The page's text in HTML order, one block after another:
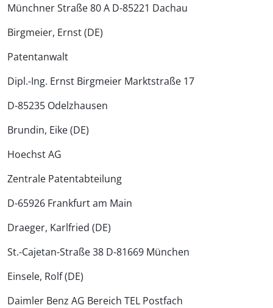
Münchner Straße 80 A D-85221 Dachau
Birgmeier, Ernst (DE)
Patentanwalt
Dipl.-Ing. Ernst Birgmeier Marktstraße 17
D-85235 Odelzhausen
Brundin, Eike (DE)
Hoechst AG
Zentrale Patentabteilung
D-65926 Frankfurt am Main
Draeger, Karlfried (DE)
St.-Cajetan-Straße 38 D-81669 München
Einsele, Rolf (DE)
Daimler Benz AG Bereich TEL Postfach